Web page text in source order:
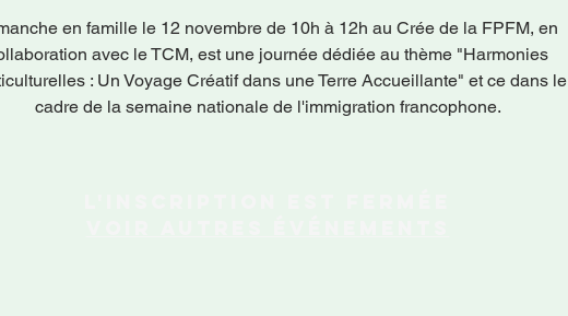
en famille le 12 novembre de 10h à 12h au Crée de la FPFM, en
avec le TCM, est une journée dédiée au thème "Harmonies
: Un Voyage Créatif dans une Terre Accueillante" et ce dans le
cadre de la semaine nationale de l'immigration francophone.